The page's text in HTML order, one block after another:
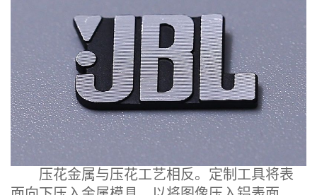
压花金属与压花工艺相反。定制工具将表